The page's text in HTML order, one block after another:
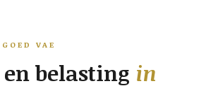
VAE
en belasting in